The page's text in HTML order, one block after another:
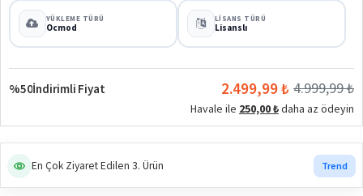
YÜKLEME TÜRÜ
Ocmod
LISANS TÜRÜ
Lisanslı
İndirimli Fiyat
%50 2.499,99 ₺ 4.999,99 ₺
Havale ile 250,00 ₺daha az ödeyin
En Çok Ziyaret Edilen 3. Ürün Trend